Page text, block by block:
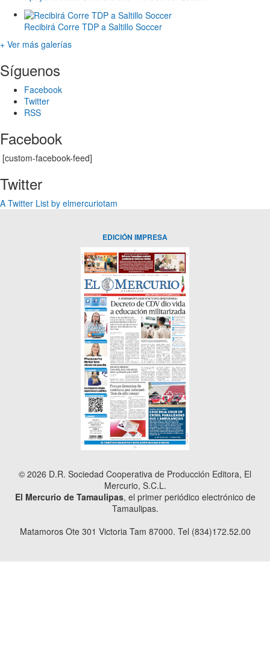
Recibirá Corre TDP a Saltillo Soccer
+ Ver más galerías
Síguenos
Facebook
Twitter
RSS
Facebook
[custom-facebook-feed]
Twitter
A Twitter List by elmercuriotam
EDICIÓN IMPRESA
© 2026 D.R. Sociedad Cooperativa de Producción Editora, El
Mercurio, S.C.L.
El Mercurio de Tamaulipas, el primer periódico electrónico de
Tamaulipas.
Matamoros Ote 301 Victoria Tam 87000. Tel (834)172.52.00